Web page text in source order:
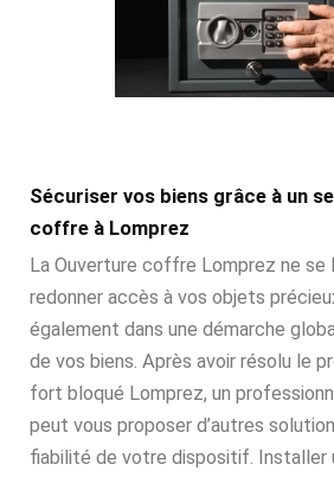
Sécuriser vos biens grâce à un
coffre à Lomprez
La Ouverture coffre Lomprez ne se
redonner accès à vos objets
également dans une démarche
de vos biens. Après avoir résolu le
fort bloqué Lomprez, un
peut vous proposer d’autres
fiabilité de votre dispositif. Installer